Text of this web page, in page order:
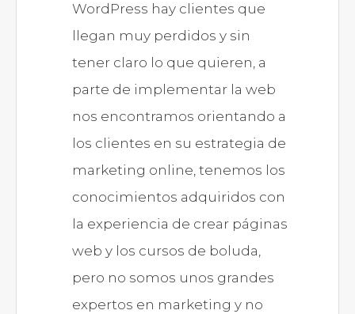
WordPress hay clientes que
llegan muy perdidos y sin
tener claro lo que quieren, a
parte de implementar la web
nos encontramos orientando a
los clientes en su estrategia de
marketing online, tenemos los
conocimientos adquiridos con
la experiencia de crear páginas
web y los cursos de boluda,
pero no somos unos grandes
expertos en marketing y no